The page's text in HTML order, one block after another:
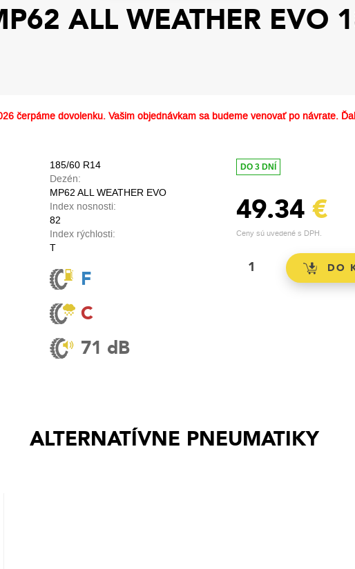
ALL WEATHER EVO
čerpáme dovolenku. Vašim objednávkam sa budeme venovať po návrate.
185/60 R14
Dezén:
MP62 ALL WEATHER EVO
Index nosnosti:
82
Index rýchlosti:
T
F
C
71 dB
DO 3 DNÍ
49.34 €
Ceny sú uvedené s DPH.
ALTERNATÍVNE PNEUMATIKY